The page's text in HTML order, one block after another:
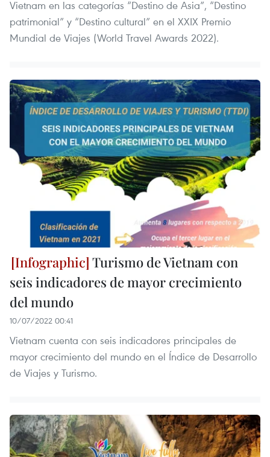
Vietnam en las categorías “Destino de Asia”, “Destino
patrimonial” y “Destino cultural” en el XXIX Premio
Mundial de Viajes (World Travel Awards 2022).
Turismo de Vietnam con
seis indicadores de mayor crecimiento
del mundo
10/07/2022 00:41
Vietnam cuenta con seis indicadores principales de
mayor crecimiento del mundo en el Índice de Desarrollo
de Viajes y Turismo.